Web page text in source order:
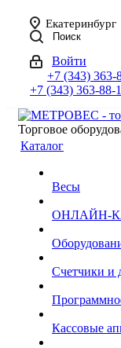
Екатеринбург
Поиск
Войти
+7 (343) 363-
+7 (343) 363-88-
Торговое
Каталог
Весы
ОНЛАЙН-
Счетчики и
Кассовые